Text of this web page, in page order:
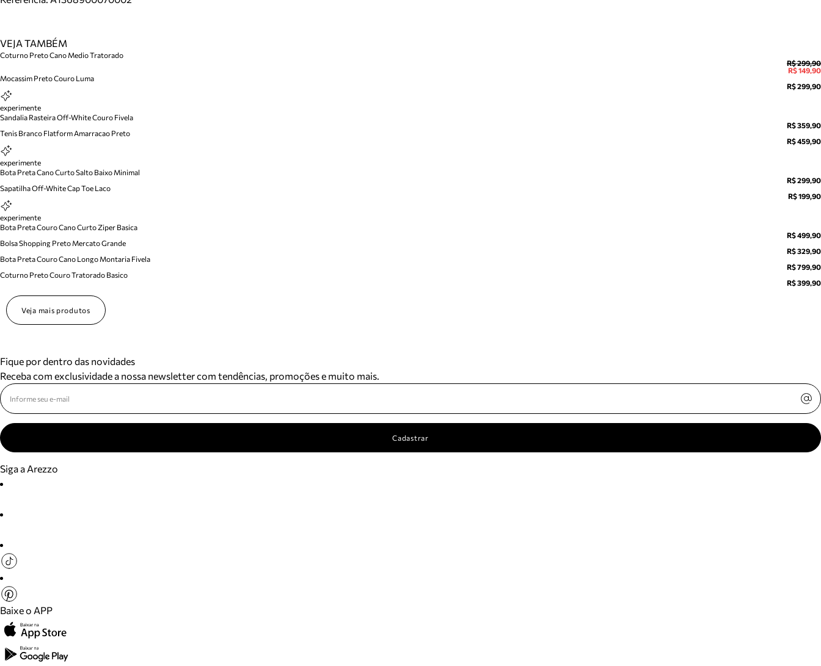
VEJA TAMBÉM
Coturno Preto Cano Medio Tratorado
R$ 299,90
R$ 149,90
Mocassim Preto Couro Luma
R$ 299,90
experimente
Sandalia Rasteira Off-White Couro Fivela
R$ 359,90
Tenis Branco Flatform Amarracao Preto
R$ 459,90
experimente
Bota Preta Cano Curto Salto Baixo Minimal
R$ 299,90
Sapatilha Off-White Cap Toe Laco
R$ 199,90
experimente
Bota Preta Couro Cano Curto Ziper Basica
R$ 499,90
Bolsa Shopping Preto Mercato Grande
R$ 329,90
Bota Preta Couro Cano Longo Montaria Fivela
R$ 799,90
Coturno Preto Couro Tratorado Basico
R$ 399,90
Veja mais produtos
Fique por dentro das novidades
Receba com exclusividade a nossa newsletter com tendências, promoções e muito mais.
Cadastrar
Siga a Arezzo
Baixe o APP